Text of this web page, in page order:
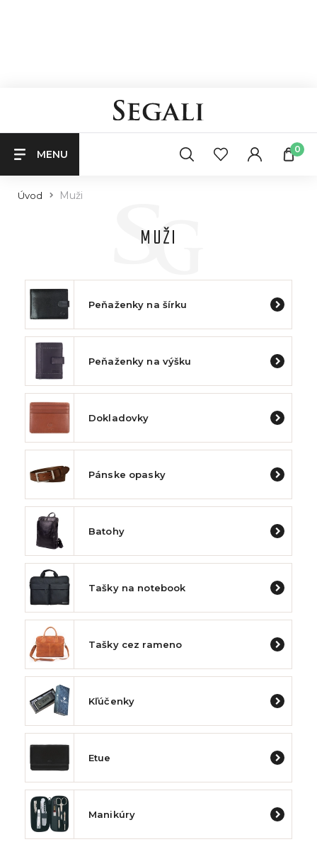
MENU 0
Úvod Muži
MUŽI
Peňaženky na šírku
Peňaženky na výšku
Dokladovky
Pánske opasky
Batohy
Tašky na notebook
Tašky cez rameno
Kľúčenky
Etue
Manikúry